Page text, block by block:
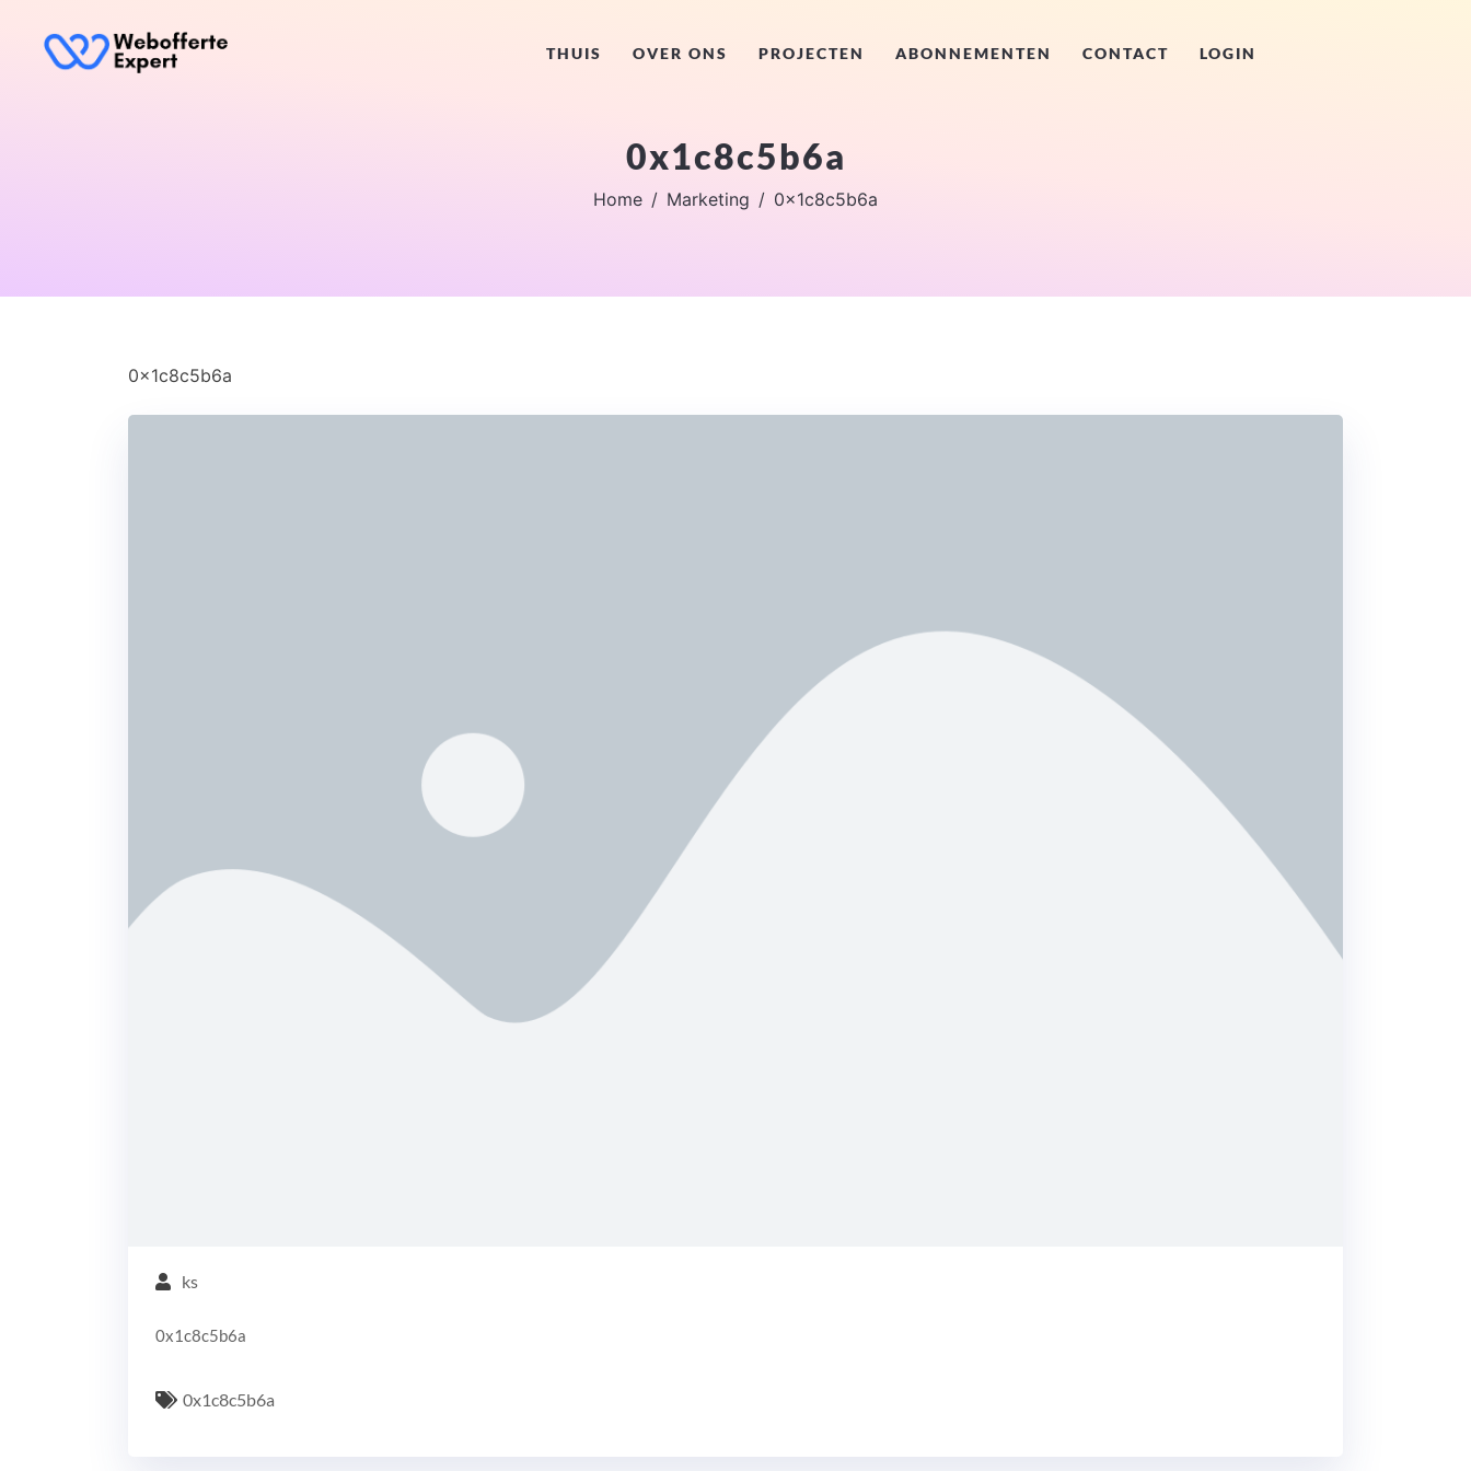
THUIS OVER ONS PROJECTEN ABONNEMENTEN CONTACT LOGIN
0x1c8c5b6a
Home Marketing 0x1c8c5b6a
0x1c8c5b6a
ks
0x1c8c5b6a
0x1c8c5b6a